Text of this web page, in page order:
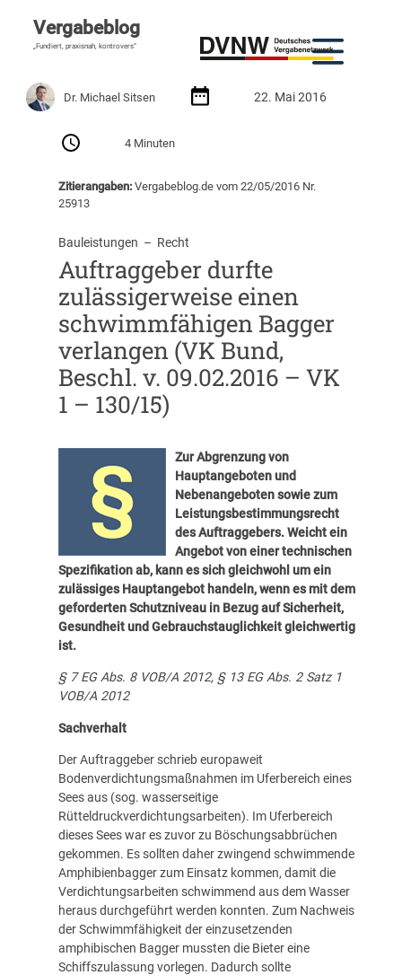
Vergabeblog
„Fundiert, praxisnah, kontrovers“
Dr. Michael Sitsen 22. Mai 2016
4 Minuten
Zitierangaben:Vergabeblog.de vom 22/05/2016 Nr.
25913
Bauleistungen
  –
Recht
Auftraggeber durfte
zulässigerweise einen
schwimmfähigen Bagger
verlangen (VK Bund,
Beschl. v. 09.02.2016 – VK
1 – 130/15)
Zur Abgrenzung von
Hauptangeboten und
Nebenangeboten sowie zum
Leistungsbestimmungsrecht
des Auftraggebers. Weicht ein
Angebot von einer technischen
Spezifikation ab, kann es sich gleichwohl um ein
zulässiges Hauptangebot handeln, wennes mit dem
geforderten Schutzniveau in Bezug auf Sicherheit,
Gesundheit und Gebrauchstauglichkeit gleichwertig
ist.
§ 7 EG Abs. 8 VOB/A 2012, § 13 EG Abs. 2 Satz 1
VOB/A 2012
Sachverhalt
Der Auftraggeber schrieb europaweit
Bodenverdichtungsmaßnahmen im Uferbereich eines
Sees aus (sog. wasserseitige
Rütteldruckverdichtungsarbeiten). Im Uferbereich
dieses Sees war es zuvor zu Böschungsabbrüchen
gekommen. Es sollten daher zwingend schwimmende
Amphibienbagger zum Einsatz kommen, damit die
Verdichtungsarbeiten schwimmend aus dem Wasser
heraus durchgeführt werden konnten. Zum Nachweis
der Schwimmfähigkeit der einzusetzenden
amphibischen Bagger mussten die Bieter eine
Schiffszulassung vorlegen. Dadurch sollte